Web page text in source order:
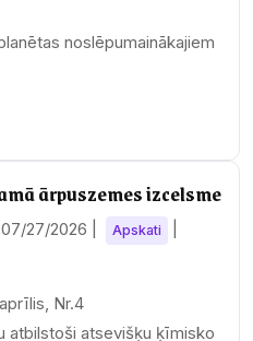
noslēpumainākajiem
ārpuszemes izcelsme
07/27/2026 Apskati
Nr.4
atbilstoši atsevišķu ķīmisko